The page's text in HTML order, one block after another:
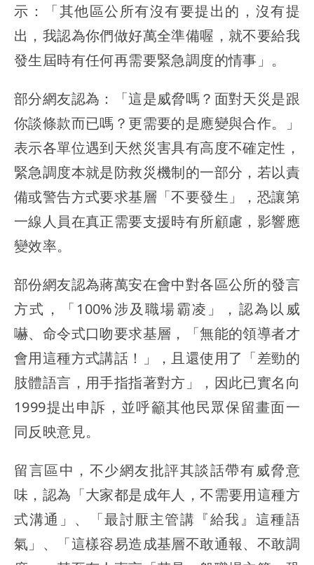
示：「其他區公所有沒有要提出的，沒有提
出，我認為你們做好萬全準備喔，就不要給我
發生屆時有任何再需要緊急調度的情事」。
部分網友認為：「這是威脅嗎？面對天災是跟
你談條款而已嗎？更需要的是應變與合作。」
表示各單位遇到天然災害具有高度不確定性，
緊急調度本就是防救災機制的一部分，若以責
備或警告方式要求基層「不要發生」，恐讓第
一線人員在真正需要支援時有所顧慮，影響應
變效率。
部份網友認為蔣萬安在會中對各區公所的發言
方式，「100%涉及職場霸凌」，認為以威
嚇、命令式口吻要求基層，「無能的領導者才
會用這種方式講話！」，且還使用了「差勁的
肢體語言，用手指指著對方」，因此已實名向
1999提出申訴，並呼籲其他民眾保留畫面一
同反映意見。
留言區中，不少網友批評其談話帶有威脅意
味，認為「大家都是成年人，不需要用這種方
式溝通」、「最討厭主管講『給我』這種語
氣」、「這樣容易造成基層不敢通報、不敢調